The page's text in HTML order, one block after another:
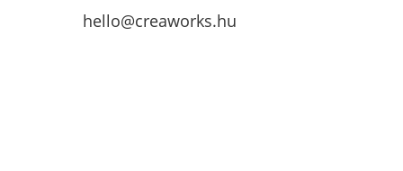
hello@creaworks.hu